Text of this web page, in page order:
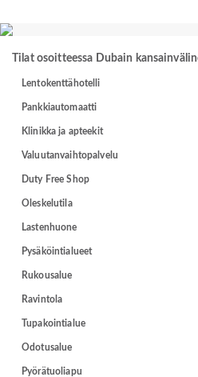
Tilat osoitteessa Dubain
Lentokenttähotelli
Pankkiautomaatti
Klinikka ja apteekit
Valuutanvaihtopalvelu
Duty Free Shop
Oleskelutila
Lastenhuone
Pysäköintialueet
Rukousalue
Ravintola
Tupakointialue
Odotusalue
Pyörätuoliapu